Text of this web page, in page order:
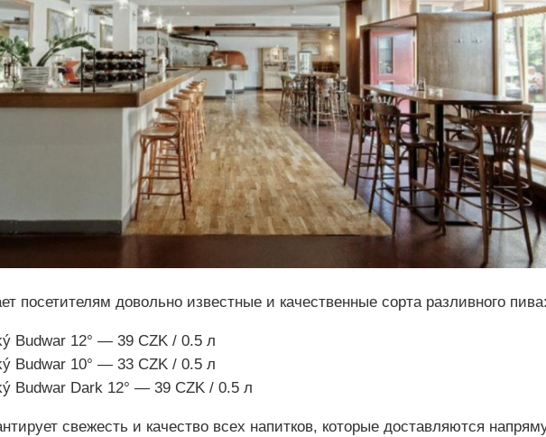
посетителям довольно известные и качественные сорта разливного
Budwar 12° — 39 CZK / 0.5 л
Budwar 10° — 33 CZK / 0.5 л
Budwar Dark 12° — 39 CZK / 0.5 л
свежесть и качество всех напитков, которые доставляются